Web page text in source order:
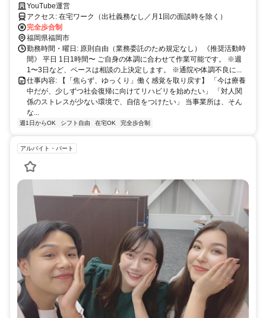
YouTube運営
アクセス: 在宅ワーク（出社義務なし／月1回の面談時を除く）
完全歩合制
福岡県福岡市
勤務時間・曜日: 原則自由（業務委託のため規定なし） 《推奨活動時
間》 平日 1日1時間〜 ご自身の体調に合わせて作業可能です。 ※週
1〜3日など、ペースは相談の上決定します。 ※通院や体調不良に...
仕事内容: 【「焦らず、ゆっくり」働く感覚を取り戻す】 「今は療養
中だが、少しずつ社会復帰に向けてリハビリを始めたい」 「対人関
係のストレスが少ない環境で、自信をつけたい」 当事業所は、そん
な...
週1日からOK シフト自由 在宅OK 完全歩合制
アルバイト・パート